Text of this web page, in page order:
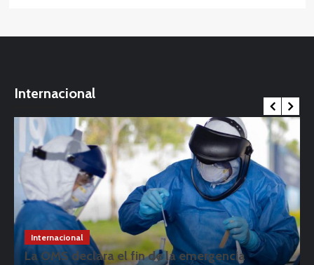
Internacional
Internacional
La OMS declara el fin de la emergencia